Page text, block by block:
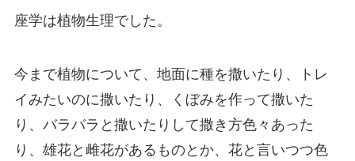
座学は植物生理でした。
今まで植物について、地面に種を撒いたり、トレ
イみたいのに撒いたり、くぼみを作って撒いた
り、バラバラと撒いたりして撒き方色々あった
り、雄花と雌花があるものとか、花と言いつつ色